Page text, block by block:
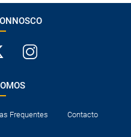
Frequentes Contacto